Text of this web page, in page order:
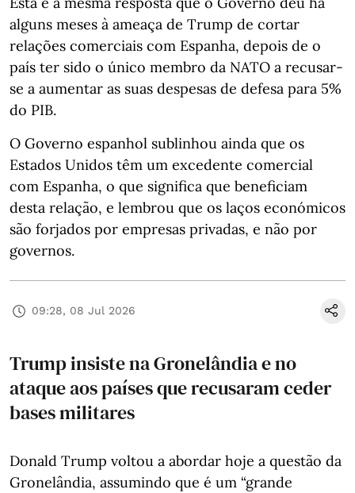
alguns meses à ameaça de Trump de cortar
relações comerciais com Espanha, depois de o
país ter sido o único membro da NATO a recusar-
se a aumentar as suas despesas de defesa para 5%
do PIB.
O Governo espanhol sublinhou ainda que os
Estados Unidos têm um excedente comercial
com Espanha, o que significa que beneficiam
desta relação, e lembrou que os laços económicos
são forjados por empresas privadas, e não por
governos.
09:28, 08 Jul 2026
Trump insiste na Gronelândia e no
ataque aos países que recusaram ceder
bases militares
Donald Trump voltou a abordar hoje a questão da
Gronelândia, assumindo que é um “grande